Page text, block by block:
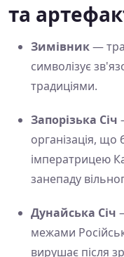
та
Зимівник—
символізує
традиціями.
Запорізька Січ
організація,
імператрицею
занепаду
Дунайська Січ
межами
вирушає після